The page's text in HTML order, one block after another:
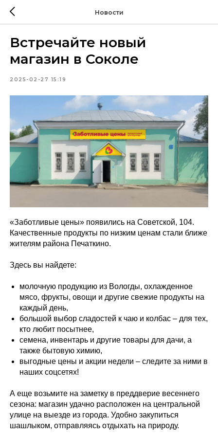
Новости
Встречайте новый
магазин в Соколе
2025-02-27 15:19
«Заботливые цены» появились на Советской, 104.
Качественные продукты по низким ценам стали ближе
жителям района Печаткино.
Здесь вы найдете:
молочную продукцию из Вологды, охлажденное
мясо, фрукты, овощи и другие свежие продукты на
каждый день,
большой выбор сладостей к чаю и колбас – для тех,
кто любит посытнее,
семена, инвентарь и другие товары для дачи, а
также бытовую химию,
выгодные цены и акции недели – следите за ними в
наших соцсетях!
А еще возьмите на заметку в преддверие весеннего
сезона: магазин удачно расположен на центральной
улице на выезде из города. Удобно закупиться
шашлыком, отправляясь отдыхать на природу.